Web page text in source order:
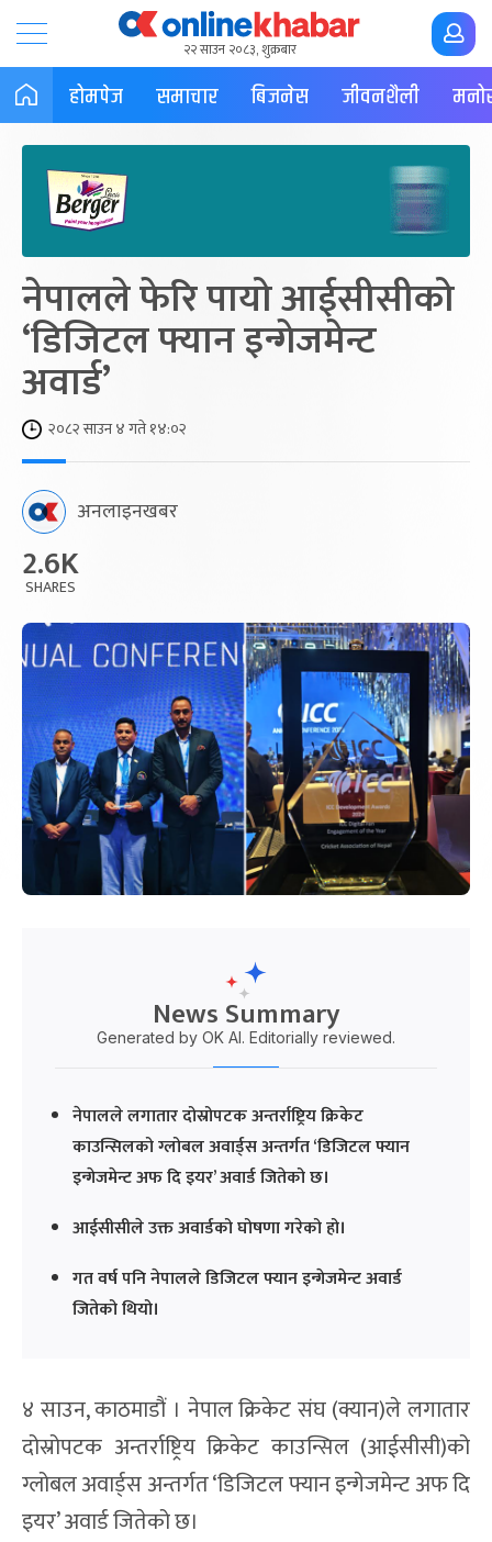
२२ साउन २०८३, शुक्रबार
होमपेज समाचार बिजनेस जीवनशैली
नेपालले फेरि पायो आईसीसीको
‘डिजिटल फ्यान इन्गेजमेन्ट
अवार्ड’
२०८२ साउन ४ गते १४:०२
अनलाइनखबर
2.6K
SHARES
News Summary
Generated by OK AI. Editorially reviewed.
नेपालले लगातार दोस्रोपटक अन्तर्राष्ट्रिय क्रिकेट
काउन्सिलको ग्लोबल अवार्ड्स अन्तर्गत ‘डिजिटल फ्यान
इन्गेजमेन्ट अफ दि इयर’ अवार्ड जितेको छ।
आईसीसीले उक्त अवार्डको घोषणा गरेको हो।
गत वर्ष पनि नेपालले डिजिटल फ्यान इन्गेजमेन्ट अवार्ड
जितेको थियो।
४ साउन, काठमाडौं । नेपाल क्रिकेट संघ (क्यान)ले लगातार
दोस्रोपटक अन्तर्राष्ट्रिय क्रिकेट काउन्सिल (आईसीसी)को
ग्लोबल अवार्ड्स अन्तर्गत ‘डिजिटल फ्यान इन्गेजमेन्ट अफ दि
इयर’ अवार्ड जितेको छ।